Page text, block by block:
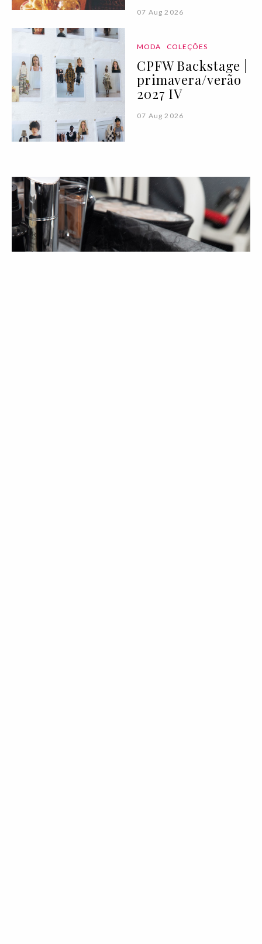
07 Aug 2026
MODA COLEÇÕES
CPFW Backstage |
primavera/verão
2027 IV
07 Aug 2026